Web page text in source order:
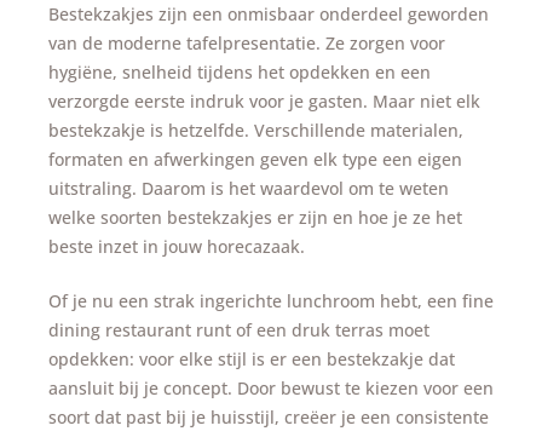
Bestekzakjes zijn een onmisbaar onderdeel geworden
van de moderne tafelpresentatie. Ze zorgen voor
hygiëne, snelheid tijdens het opdekken en een
verzorgde eerste indruk voor je gasten. Maar niet elk
bestekzakje is hetzelfde. Verschillende materialen,
formaten en afwerkingen geven elk type een eigen
uitstraling. Daarom is het waardevol om te weten
welke soorten bestekzakjes er zijn en hoe je ze het
beste inzet in jouw horecazaak.
Of je nu een strak ingerichte lunchroom hebt, een fine
dining restaurant runt of een druk terras moet
opdekken: voor elke stijl is er een bestekzakje dat
aansluit bij je concept. Door bewust te kiezen voor een
soort dat past bij je huisstijl, creëer je een consistente